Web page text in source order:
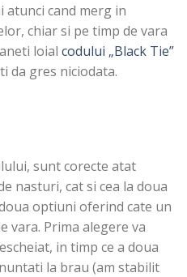
atunci cand merg in
chiar si pe timp de vara
loial codului „Black Tie”
da gres niciodata.
sunt corecte atat
nasturi, cat si cea la doua
optiuni oferind cate un
vara. Prima alegere va
in timp ce a doua
la brau (am stabilit